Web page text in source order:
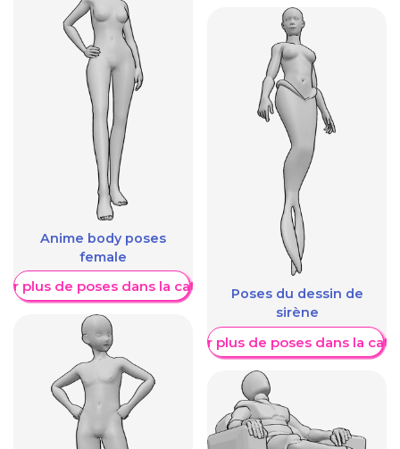
Anime body poses
female
plus de poses dans la catégoriePoses du dessin de
sirène
Afficher plus de poses dans la